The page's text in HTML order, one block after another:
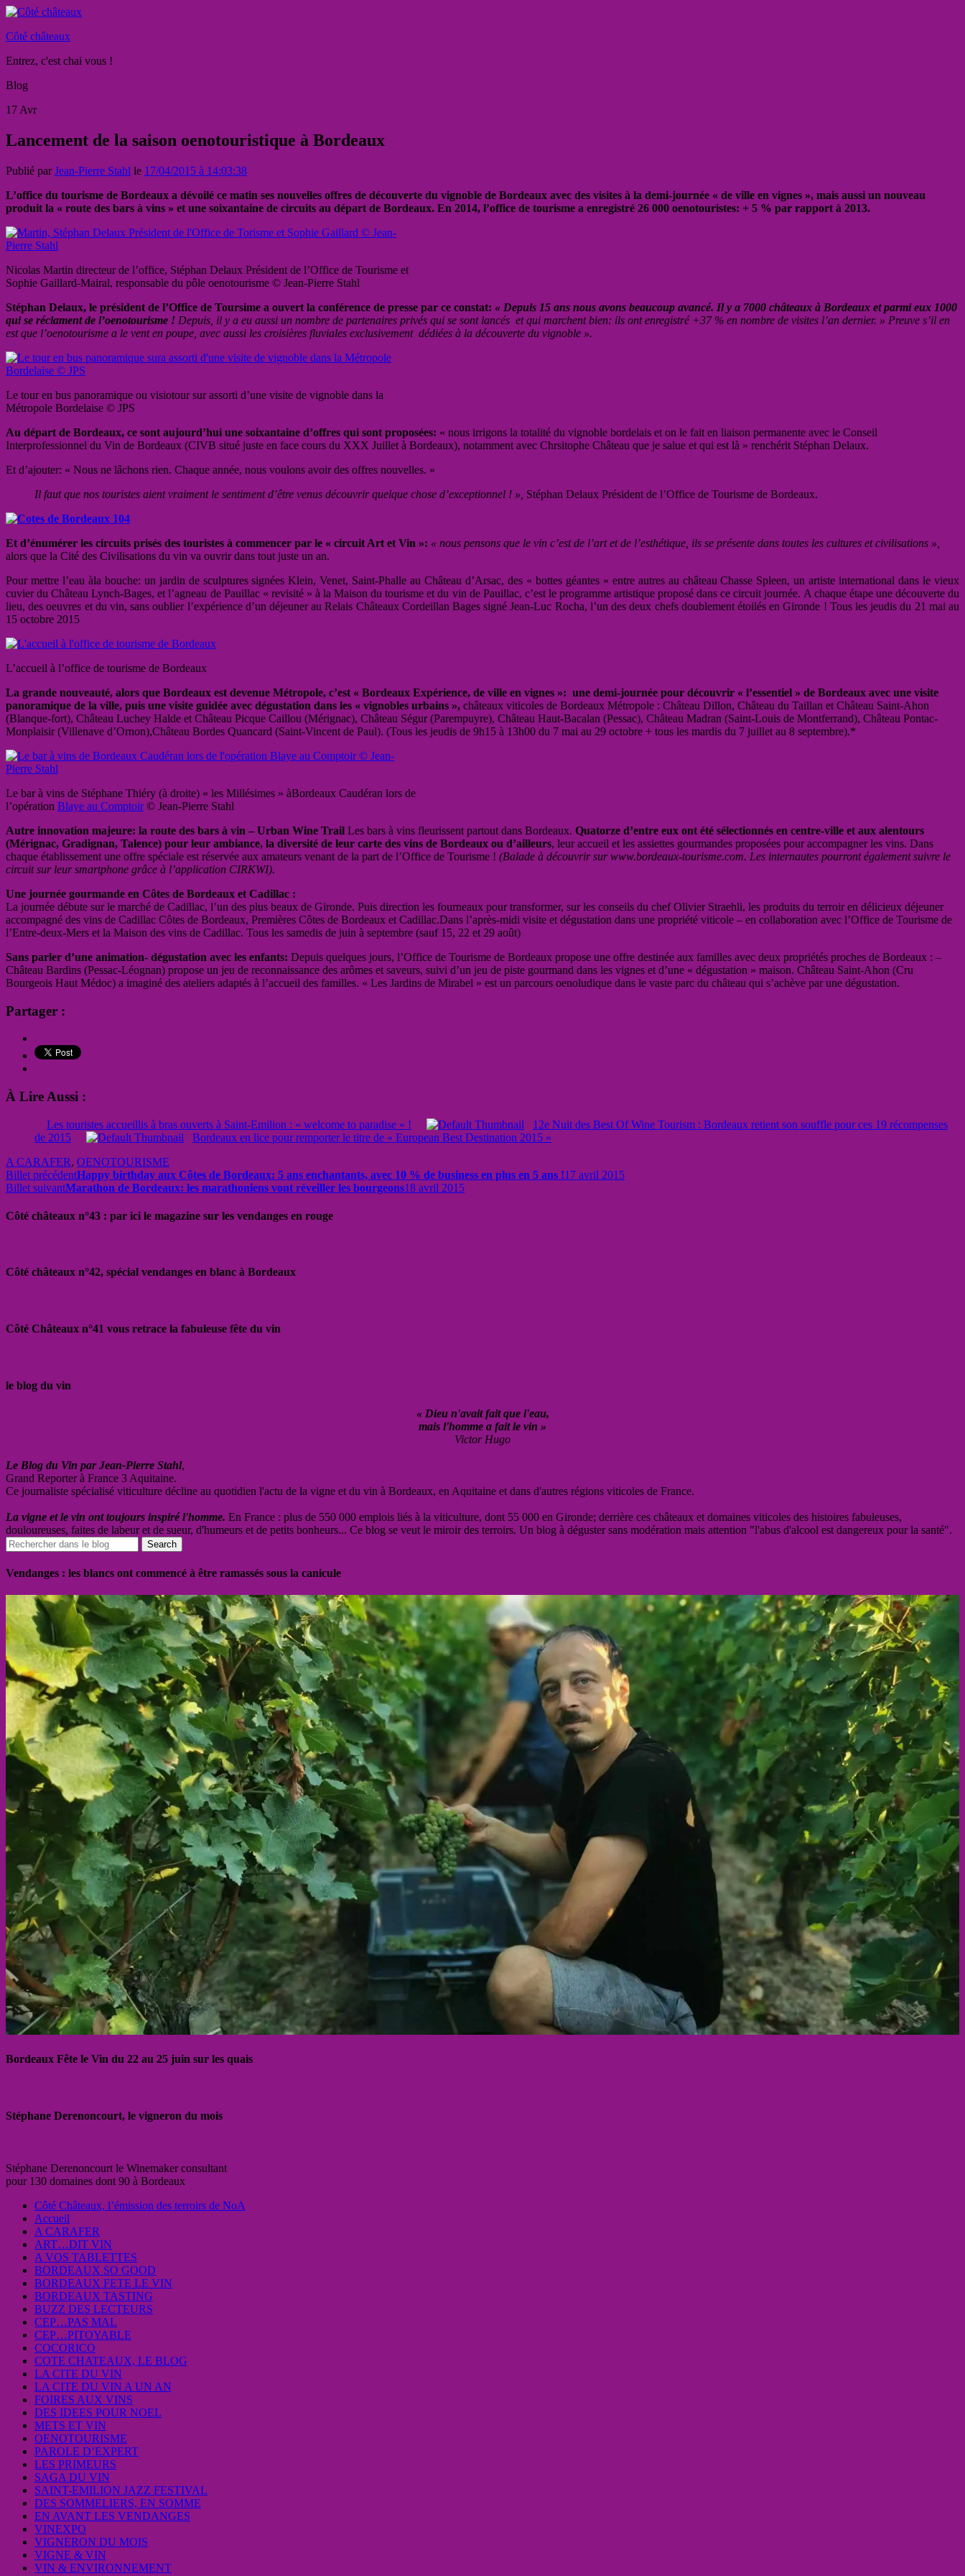
Côté châteaux
Entrez, c'est chai vous !
Blog
17 Avr
Lancement de la saison oenotouristique à Bordeaux
Publié parJean-Pierre Stahl le 17/04/2015 à 14:03:38
L’office du tourisme de Bordeaux a dévoilé ce matin ses nouvelles offres de découverte du vignoble de Bordeaux avec des visites à la demi-journée « de ville en vignes », mais aussi un nouveau
produit la « route des bars à vins » et une soixantaine de circuits au départ de Bordeaux. En 2014, l’office de tourisme a enregistré 26 000 oenotouristes: + 5 % par rapport à 2013.
Nicolas Martin directeur de l’office, Stéphan Delaux Président de l’Office de Tourisme et
Sophie Gaillard-Mairal, responsable du pôle oenotourisme © Jean-Pierre Stahl
Stéphan Delaux, le président de l’Office de Toursime a ouvert la conférence de presse par ce constat: « Depuis 15 ans nous avons beaucoup avancé. Il y a 7000 châteaux à Bordeaux et parmi eux 1000
qui se réclament de l’oenotourisme ! Depuis, il y a eu aussi un nombre de partenaires privés qui se sont lancés et qui marchent bien: ils ont enregistré +37 % en nombre de visites l’an dernier. » Preuve s’il en
est que l’oenotourisme a le vent en poupe, avec aussi les croisières fluviales exclusivement dédiées à la découverte du vignoble ».
Le tour en bus panoramique ou visiotour sur assorti d’une visite de vignoble dans la
Métropole Bordelaise © JPS
Au départ de Bordeaux, ce sont aujourd’hui une soixantaine d’offres qui sont proposées: « nous irrigons la totalité du vignoble bordelais et on le fait en liaison permanente avec le Conseil
Interprofessionnel du Vin de Bordeaux (CIVB situé juste en face cours du XXX Juillet à Bordeaux), notamment avec Chrsitophe Château que je salue et qui est là » renchérit Stéphan Delaux.
Et d’ajouter: « Nous ne lâchons rien. Chaque année, nous voulons avoir des offres nouvelles. »
Il faut que nos touristes aient vraiment le sentiment d’être venus découvrir quelque chose d’exceptionnel ! », Stéphan Delaux Président de l’Office de Tourisme de Bordeaux.
Et d’énumérer les circuits prisés des touristes à commencer par le « circuit Art et Vin »: « nous pensons que le vin c’est de l’art et de l’esthétique, ils se présente dans toutes les cultures et civilisations »,
alors que la Cité des Civilisations du vin va ouvrir dans tout juste un an.
Pour mettre l’eau àla bouche: un jardin de sculptures signées Klein, Venet, Saint-Phalle au Château d’Arsac, des « bottes géantes » entre autres au château Chasse Spleen, un artiste international dans le vieux
cuvier du Château Lynch-Bages, et l’agneau de Pauillac « revisité » à la Maison du tourisme et du vin de Pauillac, c’est le programme artistique proposé dans ce circuit journée. A chaque étape une découverte du
lieu, des oeuvres et du vin, sans oublier l’expérience d’un déjeuner au Relais Châteaux Cordeillan Bages signé Jean-Luc Rocha, l’un des deux chefs doublement étoilés en Gironde ! Tous les jeudis du 21 mai au
15 octobre 2015
L’accueil à l’office de tourisme de Bordeaux
La grande nouveauté, alors que Bordeaux est devenue Métropole, c’est « Bordeaux Expérience, de ville en vignes »: une demi-journée pour découvrir « l’essentiel » de Bordeaux avec une visite
panoramique de la ville, puis une visite guidée avec dégustation dans les « vignobles urbains », châteaux viticoles de Bordeaux Métropole : Château Dillon, Château du Taillan et Château Saint-Ahon
(Blanque-fort), Château Luchey Halde et Château Picque Caillou (Mérignac), Château Ségur (Parempuyre), Château Haut-Bacalan (Pessac), Château Madran (Saint-Louis de Montferrand), Château Pontac-
Monplaisir (Villenave d’Ornon),Château Bordes Quancard (Saint-Vincent de Paul). (Tous les jeudis de 9h15 à 13h00 du 7 mai au 29 octobre + tous les mardis du 7 juillet au 8 septembre).*
Le bar à vins de Stéphane Thiéry (à droite) « les Millésimes » àBordeaux Caudéran lors de
l’opération Blaye au Comptoir© Jean-Pierre Stahl
Autre innovation majeure: la route des bars à vin – Urban Wine Trail Les bars à vins fleurissent partout dans Bordeaux. Quatorze d’entre eux ont été sélectionnés en centre-ville et aux alentours
(Mérignac, Gradignan, Talence) pour leur ambiance, la diversité de leur carte des vins de Bordeaux ou d’ailleurs, leur accueil et les assiettes gourmandes proposées pour accompagner les vins. Dans
chaque établissement une offre spéciale est réservée aux amateurs venant de la part de l’Office de Tourisme ! (Balade à découvrir sur www.bordeaux-tourisme.com. Les internautes pourront également suivre le
circuit sur leur smartphone grâce à l’application CIRKWI).
Une journée gourmande en Côtes de Bordeaux et Cadillac :
La journée débute sur le marché de Cadillac, l’un des plus beaux de Gironde. Puis direction les fourneaux pour transformer, sur les conseils du chef Olivier Straehli, les produits du terroir en délicieux déjeuner
accompagné des vins de Cadillac Côtes de Bordeaux, Premières Côtes de Bordeaux et Cadillac.Dans l’après-midi visite et dégustation dans une propriété viticole – en collaboration avec l’Office de Tourisme de
l’Entre-deux-Mers et la Maison des vins de Cadillac. Tous les samedis de juin à septembre (sauf 15, 22 et 29 août)
Sans parler d’une animation- dégustation avec les enfants: Depuis quelques jours, l’Office de Tourisme de Bordeaux propose une offre destinée aux familles avec deux propriétés proches de Bordeaux : –
Château Bardins (Pessac-Léognan) propose un jeu de reconnaissance des arômes et saveurs, suivi d’un jeu de piste gourmand dans les vignes et d’une « dégustation » maison. Château Saint-Ahon (Cru
Bourgeois Haut Médoc) a imaginé des ateliers adaptés à l’accueil des familles. « Les Jardins de Mirabel » est un parcours oenoludique dans le vaste parc du château qui s’achève par une dégustation.
Partager :
À Lire Aussi :
Les touristes accueillis à bras ouverts à Saint-Emilion : « welcome to paradise » !
12e Nuit des Best Of Wine Tourism : Bordeaux retient son souffle pour ces 19 récompenses
de 2015
Bordeaux en lice pour remporter le titre de « European Best Destination 2015 »
A CARAFER, OENOTOURISME
Billet précédentHappy birthday aux Côtes de Bordeaux: 5 ans enchantants, avec 10 % de business en plus en 5 ans !17 avril 2015
Billet suivantMarathon de Bordeaux: les marathoniens vont réveiller les bourgeons18 avril 2015
Côté châteaux n°43 : par ici le magazine sur les vendanges en rouge
Côté châteaux n°42, spécial vendanges en blanc à Bordeaux
Côté Châteaux n°41 vous retrace la fabuleuse fête du vin
le blog du vin
« Dieu n'avait fait que l'eau,
mais l'homme a fait le vin »
Victor Hugo
Le Blog du Vin par Jean-Pierre Stahl,
Grand Reporter à France 3 Aquitaine.
Ce journaliste spécialisé viticulture décline au quotidien l'actu de la vigne et du vin à Bordeaux, en Aquitaine et dans d'autres régions viticoles de France.
La vigne et le vin ont toujours inspiré l'homme. En France : plus de 550 000 emplois liés à la viticulture, dont 55 000 en Gironde; derrière ces châteaux et domaines viticoles des histoires fabuleuses,
douloureuses, faites de labeur et de sueur, d'humeurs et de petits bonheurs... Ce blog se veut le miroir des terroirs. Un blog à déguster sans modération mais attention "l'abus d'alcool est dangereux pour la santé".
Vendanges : les blancs ont commencé à être ramassés sous la canicule
Bordeaux Fête le Vin du 22 au 25 juin sur les quais
Stéphane Derenoncourt, le vigneron du mois
Stéphane Derenoncourt le Winemaker consultant
pour 130 domaines dont 90 à Bordeaux
Côté Châteaux, l’émission des terroirs de NoA
Accueil
A CARAFER
ART…DIT VIN
A VOS TABLETTES
BORDEAUX SO GOOD
BORDEAUX FETE LE VIN
BORDEAUX TASTING
BUZZ DES LECTEURS
CEP…PAS MAL
CEP…PITOYABLE
COCORICO
COTE CHATEAUX, LE BLOG
LA CITE DU VIN
LA CITE DU VIN A UN AN
FOIRES AUX VINS
DES IDEES POUR NOEL
METS ET VIN
OENOTOURISME
PAROLE D’EXPERT
LES PRIMEURS
SAGA DU VIN
SAINT-EMILION JAZZ FESTIVAL
DES SOMMELIERS, EN SOMME
EN AVANT LES VENDANGES
VINEXPO
VIGNERON DU MOIS
VIGNE & VIN
VIN & ENVIRONNEMENT